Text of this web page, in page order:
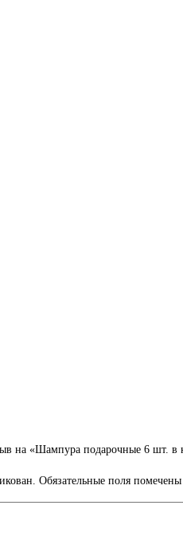
на «Шампура подарочные 6 шт. в
Обязательные поля помечены